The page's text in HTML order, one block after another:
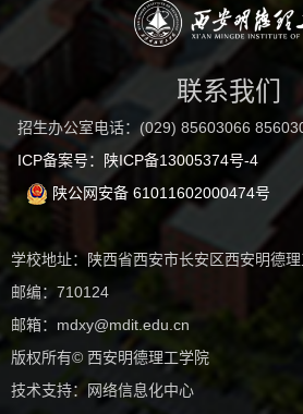
联系我们
招生办公室电话：(029) 85603066
ICP备案号：陕ICP备13005374号-4
陕公网安备 61011602000474号
学校地址：陕西省西安市长安区西安明德
邮编：710124
邮箱：mdxy@mdit.edu.cn
版权所有© 西安明德理工学院
技术支持：网络信息化中心